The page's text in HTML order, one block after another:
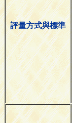
評量方式與標準